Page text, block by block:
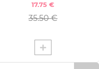
17.75 €
35.50 €